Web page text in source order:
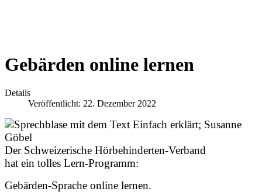
Gebärden online lernen
Details
Veröffentlicht: 22. Dezember 2022
Der Schweizerische Hörbehinderten-Verband
hat ein tolles Lern-Programm:
Gebärden-Sprache online lernen.